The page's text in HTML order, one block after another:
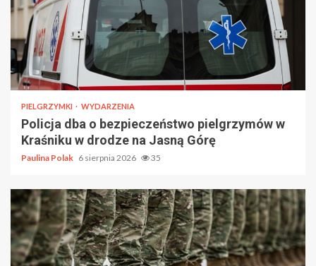
PIELGRZYMKI WYDARZENIA
Policja dba o bezpieczeństwo pielgrzymów w
Kraśniku w drodze na Jasną Górę
Paulina Polak 6 sierpnia 2026 35